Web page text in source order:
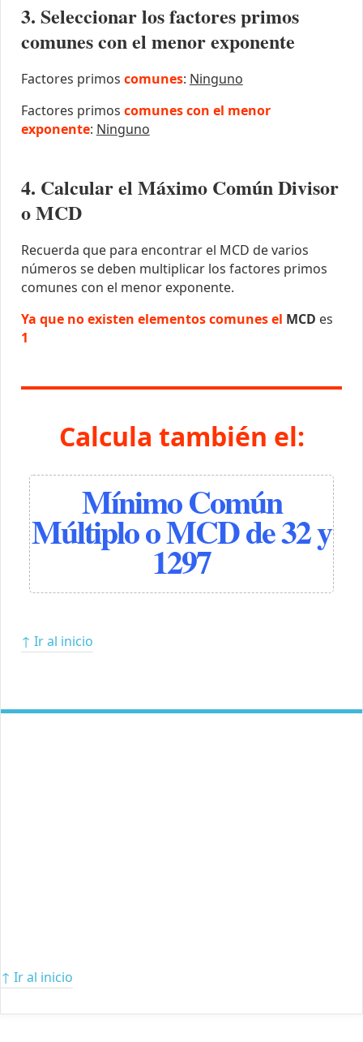
3. Seleccionar los factores primos
comunes con el menor exponente
Factores primos comunes: Ninguno
Factores primos comunes con el menor
exponente: Ninguno
4. Calcular el Máximo Común Divisor
o MCD
Recuerda que para encontrar el MCD de varios
números se deben multiplicar los factores primos
comunes con el menor exponente.
Ya que no existen elementos comunes el MCD es
1
Calcula también el:
Mínimo Común
Múltiplo o MCD de 32 y
1297
↑ Ir al inicio
↑ Ir al inicio